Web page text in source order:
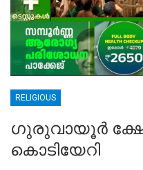
RELIGIOUS
ഗുരുവായൂർ
കൊടിയേറി